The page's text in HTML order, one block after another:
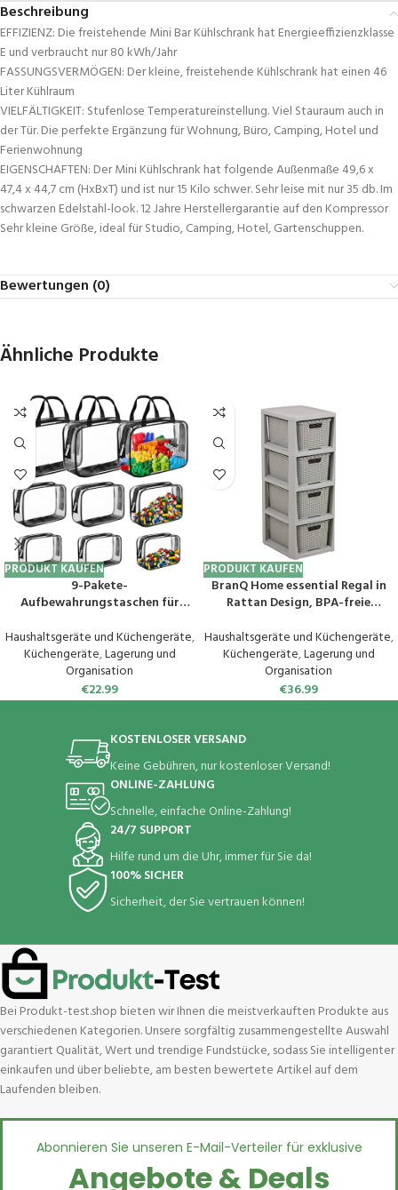
Beschreibung
EFFIZIENZ: Die freistehende Mini Bar Kühlschrank hat Energieeffizienzklasse
E und verbraucht nur 80 kWh/Jahr
FASSUNGSVERMÖGEN: Der kleine, freistehende Kühlschrank hat einen 46
Liter Kühlraum
VIELFÄLTIGKEIT: Stufenlose Temperatureinstellung. Viel Stauraum auch in
der Tür. Die perfekte Ergänzung für Wohnung, Büro, Camping, Hotel und
Ferienwohnung
EIGENSCHAFTEN: Der Mini Kühlschrank hat folgende Außenmaße 49,6 x
47,4 x 44,7 cm (HxBxT) und ist nur 15 Kilo schwer. Sehr leise mit nur 35 db. Im
schwarzen Edelstahl-look. 12 Jahre Herstellergarantie auf den Kompressor
Sehr kleine Größe, ideal für Studio, Camping, Hotel, Gartenschuppen.
Bewertungen (0)
Ähnliche Produkte
PRODUKT KAUFEN
9-Pakete-
Aufbewahrungstaschen für
wasserdichte PVC-
Toilettentaschen, farblose,
transparente Reise-
Toilettentaschen Schwarz
Haushaltsgeräte und Küchengeräte,
Küchengeräte,Lagerung und
Organisation
€22.99
PRODUKT KAUFEN
BranQ Home essential Regal in
Rattan Design, BPA-freie
x 64,2 cm, 4 Körben
Haushaltsgeräte und Küchengeräte,
Küchengeräte,Lagerung und
Organisation
€36.99
KOSTENLOSER VERSAND
Keine Gebühren, nur kostenloser Versand!
ONLINE-ZAHLUNG
Schnelle, einfache Online-Zahlung!
24/7 SUPPORT
Hilfe rund um die Uhr, immer für Sie da!
100% SICHER
Sicherheit, der Sie vertrauen können!
Bei Produkt-test.shop bieten wir Ihnen die meistverkauften Produkte aus
verschiedenen Kategorien. Unsere sorgfältig zusammengestellte Auswahl
garantiert Qualität, Wert und trendige Fundstücke, sodass Sie intelligenter
einkaufen und über beliebte, am besten bewertete Artikel auf dem
Laufenden bleiben.
Abonnieren Sie unseren E-Mail-Verteiler für exklusive
Angebote & Deals